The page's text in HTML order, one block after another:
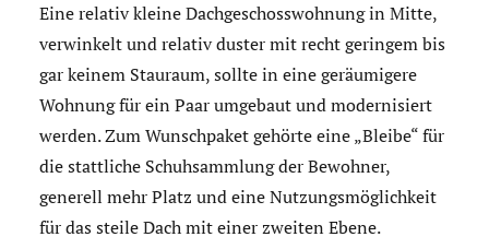
Eine relativ kleine Dachgeschosswohnung in Mitte,
verwinkelt und relativ duster mit recht geringem bis
gar keinem Stauraum, sollte in eine geräumigere
Wohnung für ein Paar umgebaut und modernisiert
werden. Zum Wunschpaket gehörte eine „Bleibe“ für
die stattliche Schuhsammlung der Bewohner,
generell mehr Platz und eine Nutzungsmöglichkeit
für das steile Dach mit einer zweiten Ebene.